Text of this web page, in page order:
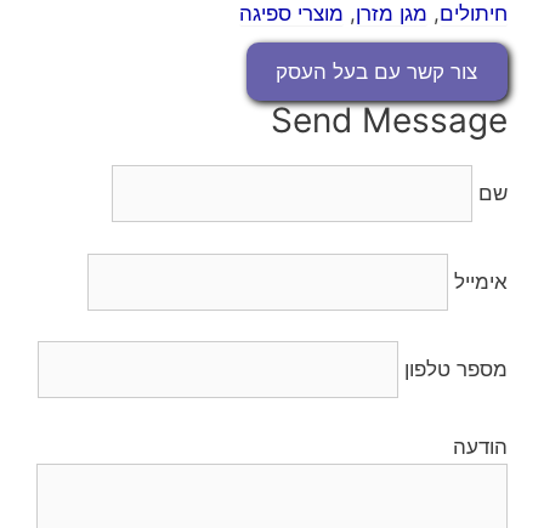
חיתולים, מגן מזרן, מוצרי ספיגה
צור קשר עם בעל העסק
Send Message
שם
אימייל
מספר טלפון
הודעה